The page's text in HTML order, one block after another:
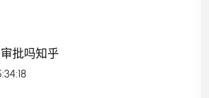
批吗知乎